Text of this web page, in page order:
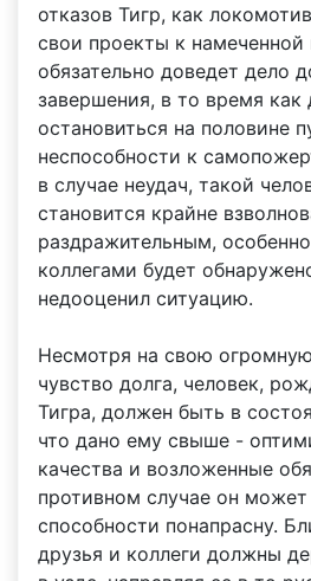
отказов Тигр, как
свои проекты к намеченной
обязательно доведет дело
завершения, в то время как
остановиться на половине
неспособности к
в случае неудач, такой
становится крайне
раздражительным,
коллегами будет
недооценил ситуацию.
Несмотря на свою
чувство долга, человек,
Тигра, должен быть в
что дано ему свыше -
качества и возложенные
противном случае он может
способности понапрасну.
друзья и коллеги должны